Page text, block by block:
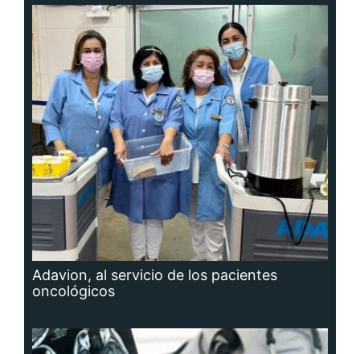
Adavion, al servicio de los pacientes
oncológicos